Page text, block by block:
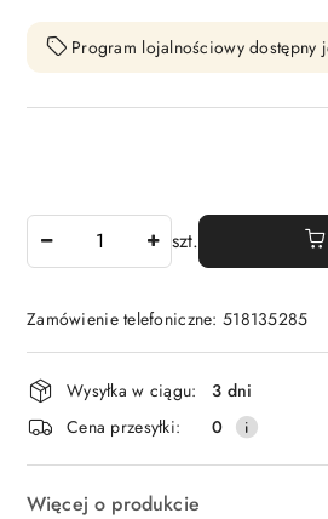
Program lojalnościowy dostępny
szt.
Zamówienie telefoniczne: 518135285
Dostępność
i
dostawa
Wysyłka w ciągu:
3 dni
Cena przesyłki:
0
Więcej o produkcie